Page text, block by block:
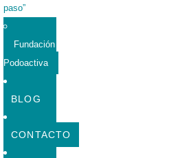
paso”
Fundación
Podoactiva
BLOG
CONTACTO